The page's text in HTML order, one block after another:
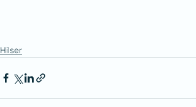
Hilser